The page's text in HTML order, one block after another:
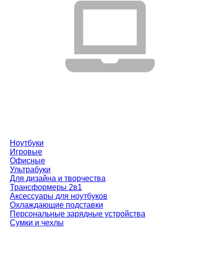
Ноутбуки
Игровые
Офисные
Ультрабуки
Для дизайна и творчества
Трансформеры 2в1
Аксессуары для ноутбуков
Охлаждающие подставки
Персональные зарядные устройства
Сумки и чехлы